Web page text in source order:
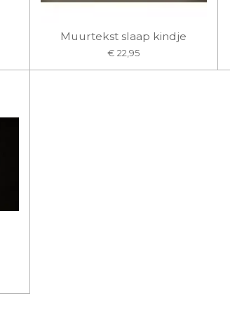
Muurtekst slaap kindje
€ 22,95